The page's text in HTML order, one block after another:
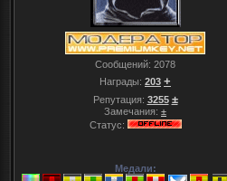
Сообщений: 2078
Награды: 203 +
Репутация: 3255 ±
Замечания: ±
Статус:
Медали: